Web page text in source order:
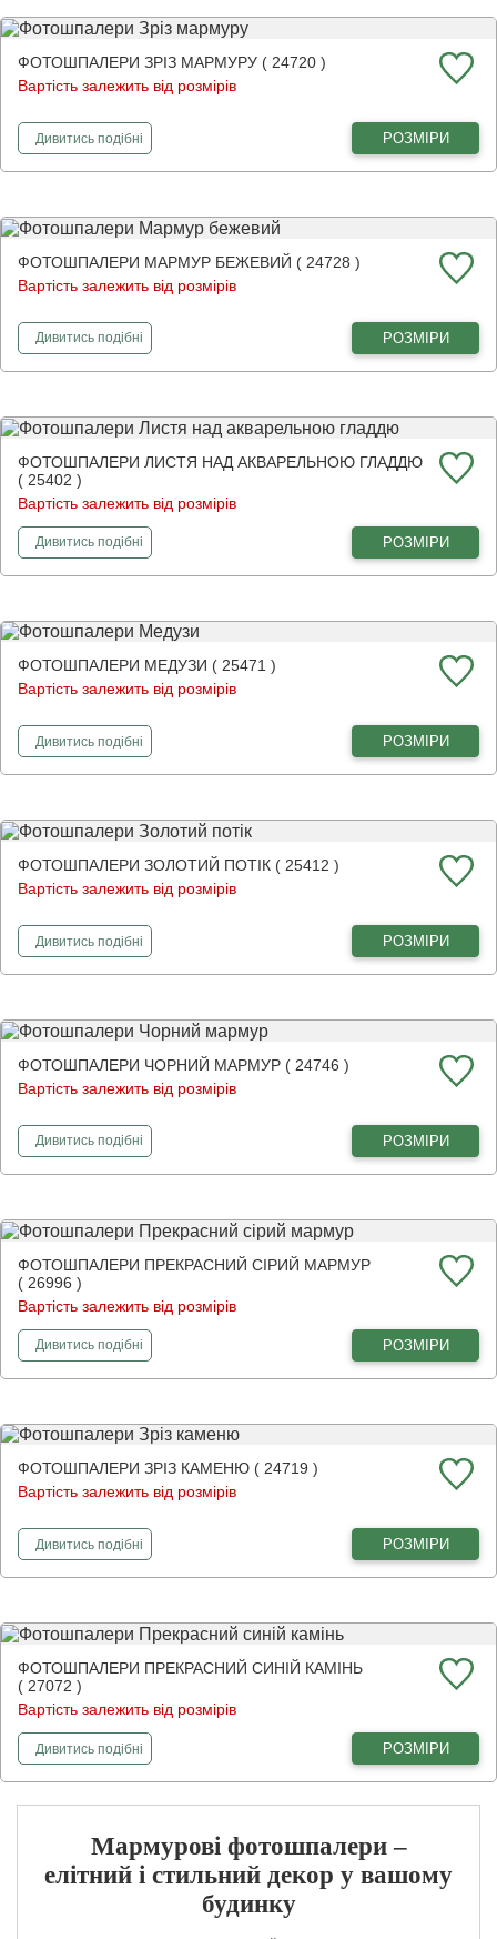
ФОТОШПАЛЕРИ ЗРІЗ МАРМУРУ ( 24720 )
Вартість залежить від розмірів
Дивитисьфотошпалери
подібні РОЗМІРИ
ФОТОШПАЛЕРИ МАРМУР БЕЖЕВИЙ ( 24728 )
Вартість залежить від розмірів
Дивитисьфотошпалери
подібні РОЗМІРИ
ФОТОШПАЛЕРИ ЛИСТЯ НАД АКВАРЕЛЬНОЮ ГЛАДДЮ
( 25402 )
Вартість залежить від розмірів
Дивитисьфотошпалери
подібні РОЗМІРИ
ФОТОШПАЛЕРИ МЕДУЗИ ( 25471 )
Вартість залежить від розмірів
Дивитисьфотошпалери
подібні РОЗМІРИ
ФОТОШПАЛЕРИ ЗОЛОТИЙ ПОТІК ( 25412 )
Вартість залежить від розмірів
Дивитисьфотошпалери
подібні РОЗМІРИ
ФОТОШПАЛЕРИ ЧОРНИЙ МАРМУР ( 24746 )
Вартість залежить від розмірів
Дивитисьфотошпалери
подібні РОЗМІРИ
ФОТОШПАЛЕРИ ПРЕКРАСНИЙ СІРИЙ МАРМУР
( 26996 )
Вартість залежить від розмірів
Дивитисьфотошпалери
подібні РОЗМІРИ
ФОТОШПАЛЕРИ ЗРІЗ КАМЕНЮ ( 24719 )
Вартість залежить від розмірів
Дивитисьфотошпалери
подібні РОЗМІРИ
ФОТОШПАЛЕРИ ПРЕКРАСНИЙ СИНІЙ КАМІНЬ
( 27072 )
Вартість залежить від розмірів
Дивитисьфотошпалери
подібні РОЗМІРИ
Мармурові фотошпалери –
елітний і стильний декор у вашому
будинку